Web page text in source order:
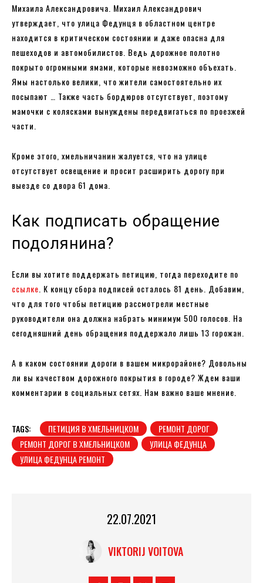
Михаила Александровича. Михаил Александрович
утверждает, что улица Федунця в областном центре
находится в критическом состоянии и даже опасна для
пешеходов и автомобилистов. Ведь дорожное полотно
покрыто огромными ямами, которые невозможно объехать.
Ямы настолько велики, что жители самостоятельно их
посыпают … Также часть бордюров отсутствует, поэтому
мамочки с колясками вынуждены передвигаться по проезжей
части.
Кроме этого, хмельничанин жалуется, что на улице
отсутствует освещение и просит расширить дорогу при
выезде со двора 61 дома.
Как подписать обращение
подолянина?
Если вы хотите поддержать петицию, тогда переходите по
ссылке . К концу сбора подписей осталось 81 день. Добавим,
что для того чтобы петицию рассмотрели местные
руководители она должна набрать минимум 500 голосов. На
сегодняшний день обращения поддержало лишь 13 горожан.
А в каком состоянии дороги в вашем микрорайоне? Довольны
ли вы качеством дорожного покрытия в городе? Ждем ваши
комментарии в социальных сетях. Нам важно ваше мнение.
TAGS: ПЕТИЦИЯ В ХМЕЛЬНИЦКОМ
РЕМОНТ ДОРОГ
РЕМОНТ ДОРОГ В ХМЕЛЬНИЦКОМ
УЛИЦА ФЕДУНЦА
УЛИЦА ФЕДУНЦА РЕМОНТ
22.07.2021
VIKTORIJ VOITOVA